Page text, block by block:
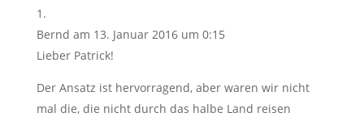
Bernd am 13. Januar 2016 um 0:15
Lieber Patrick!
Der Ansatz ist hervorragend, aber waren wir nicht
mal die, die nicht durch das halbe Land reisen